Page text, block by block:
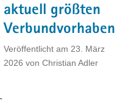
aktuell größten
Verbundvorhaben
Veröffentlicht am 23. März
2026 von Christian Adler